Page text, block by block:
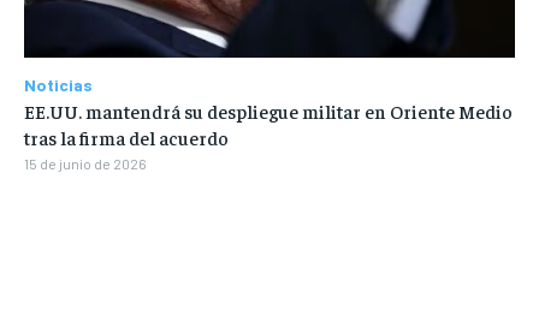
Noticias
EE.UU. mantendrá su despliegue militar en Oriente Medio
tras la firma del acuerdo
15 de junio de 2026